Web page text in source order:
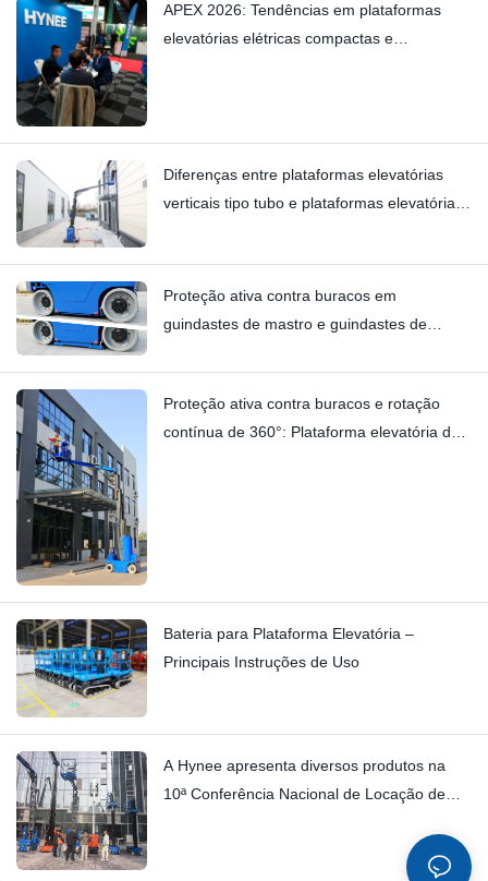
APEX 2026: Tendências em plataformas
elevatórias elétricas compactas e
Diferenças entre plataformas elevatórias
verticais tipo tubo e plataformas elevatórias
Proteção ativa contra buracos em
guindastes de mastro e guindastes de
Proteção ativa contra buracos e rotação
contínua de 360°: Plataforma elevatória de
Bateria para Plataforma Elevatória –
Principais Instruções de Uso
A Hynee apresenta diversos produtos na
10ª Conferência Nacional de Locação de